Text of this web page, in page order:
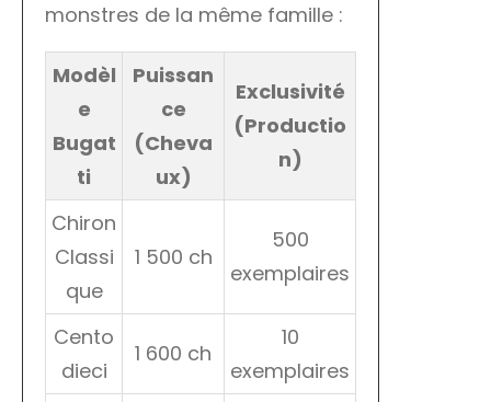
monstres de la même famille :
Modèl
e
Bugat
ti
Puissan
ce
(Cheva
ux)
Exclusivité
(Productio
n)
Chiron
Classi
que
1 500 ch
500
exemplaires
Cento
dieci
1 600 ch
10
exemplaires